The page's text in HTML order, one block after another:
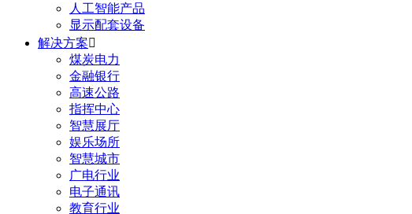
人工智能产品
显示配套设备
解决方案
煤炭电力
金融银行
高速公路
指挥中心
智慧展厅
娱乐场所
智慧城市
广电行业
电子通讯
教育行业